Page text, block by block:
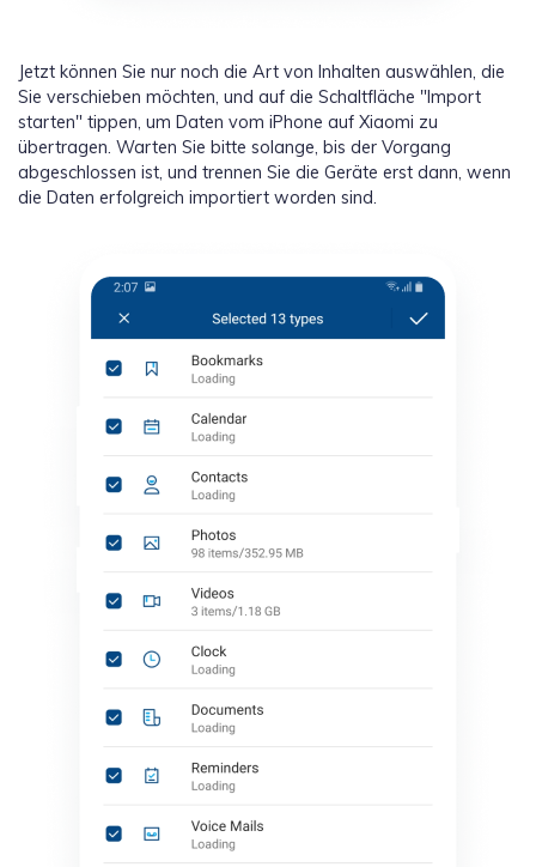
Jetzt können Sie nur noch die Art von Inhalten auswählen, die
Sie verschieben möchten, und auf die Schaltfläche "Import
starten" tippen, um Daten vom iPhone auf Xiaomi zu
übertragen. Warten Sie bitte solange, bis der Vorgang
abgeschlossen ist, und trennen Sie die Geräte erst dann, wenn
die Daten erfolgreich importiert worden sind.